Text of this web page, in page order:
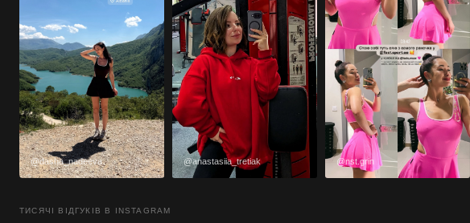
@dasha_nadeeva @anastasiia_tretiak @nst.grin
ТИСЯЧІ ВІДГУКІВ В INSTAGRAM